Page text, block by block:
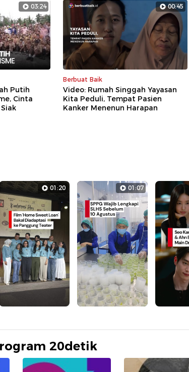
03:24
Putih
Cinta
00:45
Berbuat Baik
Video: Rumah Singgah Yayasan
Kita Peduli, Tempat Pasien
Kanker Menenun Harapan
01:20 01:07
20detik